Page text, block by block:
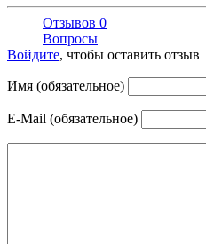
Отзывов 0
Вопросы
Войдите, чтобы оставить отзыв
Имя (обязательное)
E-Mail (обязательное)